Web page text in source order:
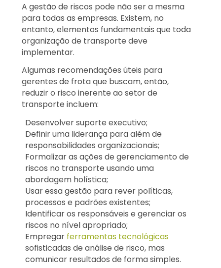
A gestão de riscos pode não ser a mesma
para todas as empresas. Existem, no
entanto, elementos fundamentais que toda
organização de transporte deve
implementar.
Algumas recomendações úteis para
gerentes de frota que buscam, então,
reduzir o risco inerente ao setor de
transporte incluem:
Desenvolver suporte executivo;
Definir uma liderança para além de
responsabilidades organizacionais;
Formalizar as ações de gerenciamento de
riscos no transporte usando uma
abordagem holística;
Usar essa gestão para rever políticas,
processos e padrões existentes;
Identificar os responsáveis e gerenciar os
riscos no nível apropriado;
Empregar ferramentas tecnológicas
sofisticadas de análise de risco, mas
comunicar resultados de forma simples.